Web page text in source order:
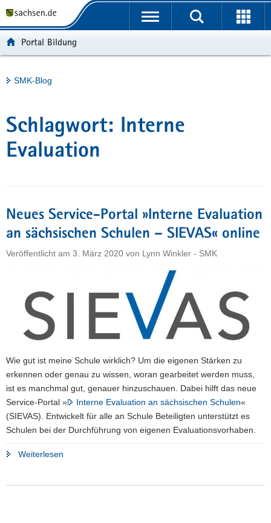
t
e
r
g
r
e
n
e
u
h
a
l
t
e
v
e
Portalübergreifende
Portal Bildung
Hauptinhalt
SMK-Blog
Schlagwort: Interne
Evaluation
Neues Service-Portal »Interne Evaluation
an sächsischen Schulen – SIEVAS« online
Veröffentlicht am 3. März 2020 von Lynn Winkler - SMK
Wie gut ist meine Schule wirklich? Um die eigenen Stärken zu
erkennen oder genau zu wissen, woran gearbeitet werden muss,
ist es manchmal gut, genauer hinzuschauen. Dabei hilft das neue
Service-Portal »
Interne Evaluation an sächsischen Schulen«
(SIEVAS). Entwickelt für alle an Schule Beteiligten unterstützt es
Schulen bei der Durchführung von eigenen Evaluationsvorhaben.
Weiterlesen